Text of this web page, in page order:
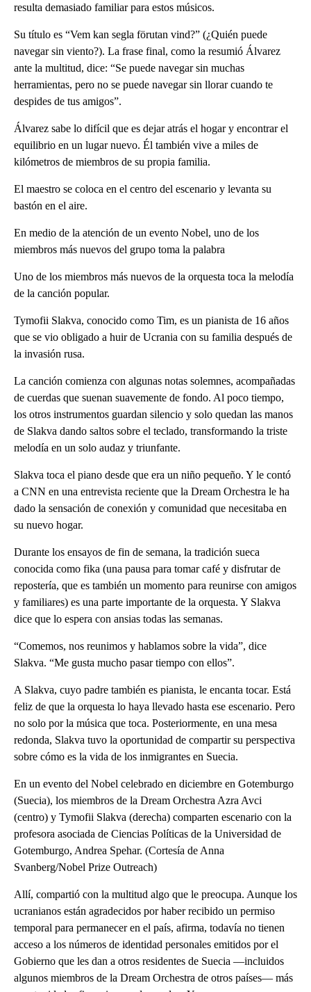
resulta demasiado familiar para estos músicos.
Su título es “Vem kan segla förutan vind?” (¿Quién puede
navegar sin viento?). La frase final, como la resumió Álvarez
ante la multitud, dice: “Se puede navegar sin muchas
herramientas, pero no se puede navegar sin llorar cuando te
despides de tus amigos”.
Álvarez sabe lo difícil que es dejar atrás el hogar y encontrar el
equilibrio en un lugar nuevo. Él también vive a miles de
kilómetros de miembros de su propia familia.
El maestro se coloca en el centro del escenario y levanta su
bastón en el aire.
En medio de la atención de un evento Nobel, uno de los
miembros más nuevos del grupo toma la palabra
Uno de los miembros más nuevos de la orquesta toca la melodía
de la canción popular.
Tymofii Slakva, conocido como Tim, es un pianista de 16 años
que se vio obligado a huir de Ucrania con su familia después de
la invasión rusa.
La canción comienza con algunas notas solemnes, acompañadas
de cuerdas que suenan suavemente de fondo. Al poco tiempo,
los otros instrumentos guardan silencio y solo quedan las manos
de Slakva dando saltos sobre el teclado, transformando la triste
melodía en un solo audaz y triunfante.
Slakva toca el piano desde que era un niño pequeño. Y le contó
a CNN en una entrevista reciente que la Dream Orchestra le ha
dado la sensación de conexión y comunidad que necesitaba en
su nuevo hogar.
Durante los ensayos de fin de semana, la tradición sueca
conocida como fika (una pausa para tomar café y disfrutar de
repostería, que es también un momento para reunirse con amigos
y familiares) es una parte importante de la orquesta. Y Slakva
dice que lo espera con ansias todas las semanas.
“Comemos, nos reunimos y hablamos sobre la vida”, dice
Slakva. “Me gusta mucho pasar tiempo con ellos”.
A Slakva, cuyo padre también es pianista, le encanta tocar. Está
feliz de que la orquesta lo haya llevado hasta ese escenario. Pero
no solo por la música que toca. Posteriormente, en una mesa
redonda, Slakva tuvo la oportunidad de compartir su perspectiva
sobre cómo es la vida de los inmigrantes en Suecia.
En un evento del Nobel celebrado en diciembre en Gotemburgo
(Suecia), los miembros de la Dream Orchestra Azra Avci
(centro) y Tymofii Slakva (derecha) comparten escenario con la
profesora asociada de Ciencias Políticas de la Universidad de
Gotemburgo, Andrea Spehar. (Cortesía de Anna
Svanberg/Nobel Prize Outreach)
Allí, compartió con la multitud algo que le preocupa. Aunque los
ucranianos están agradecidos por haber recibido un permiso
temporal para permanecer en el país, afirma, todavía no tienen
acceso a los números de identidad personales emitidos por el
Gobierno que les dan a otros residentes de Suecia —incluidos
algunos miembros de la Dream Orchestra de otros países— más